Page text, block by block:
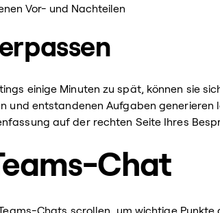
Vor- und Nachteilen
einige Minuten zu spät, können sie
und entstandenen Aufgaben generieren
auf der rechten Seite Ihres
Chat
Chats scrollen, um wichtige Punkte